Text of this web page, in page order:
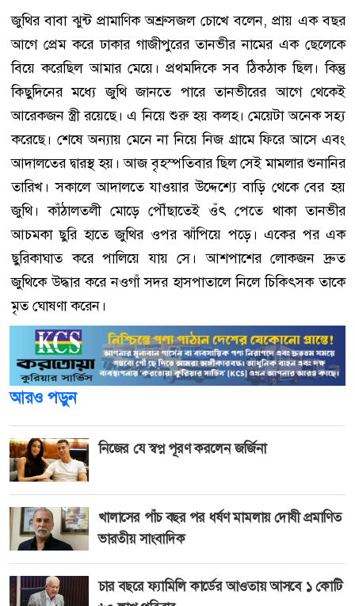
জুথির বাবা ঝুন্ট প্রামাণিক অশ্রুসজল চোখে বলেন, প্রায় এক বছর
আগে প্রেম করে ঢাকার গাজীপুরের তানভীর নামের এক ছেলেকে
বিয়ে করেছিল আমার মেয়ে। প্রথমদিকে সব ঠিকঠাক ছিল। কিন্তু
কিছুদিনের মধ্যে জুথি জানতে পারে তানভীরের আগে থেকেই
আরেকজন স্ত্রী রয়েছে। এ নিয়ে শুরু হয় কলহ। মেয়েটা অনেক সহ্য
করেছে। শেষে অন্যায় মেনে না নিয়ে নিজ গ্রামে ফিরে আসে এবং
আদালতের দ্বারস্থ হয়। আজ বৃহস্পতিবার ছিল সেই মামলার শুনানির
তারিখ। সকালে আদালতে যাওয়ার উদ্দেশ্যে বাড়ি থেকে বের হয়
জুথি। কাঁঠালতলী মোড়ে পৌঁছাতেই ওঁৎ পেতে থাকা তানভীর
আচমকা ছুরি হাতে জুথির ওপর ঝাঁপিয়ে পড়ে। একের পর এক
ছুরিকাঘাত করে পালিয়ে যায় সে। আশপাশের লোকজন দ্রুত
জুথিকে উদ্ধার করে নওগাঁ সদর হাসপাতালে নিলে চিকিৎসক তাকে
মৃত ঘোষণা করেন।
আরও পড়ুন
নিজের যে স্বপ্ন পূরণ করলেন জর্জিনা
খালাসের পাঁচ বছর পর ধর্ষণ মামলায় দোষী প্রমাণিত
ভারতীয় সাংবাদিক
চার বছরে ফ্যামিলি কার্ডের আওতায় আসবে ১ কোটি